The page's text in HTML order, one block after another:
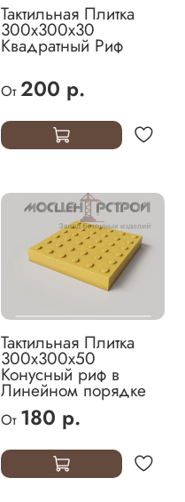
Тактильная Плитка
300х300х30
Квадратный Риф
От 200 р.
Тактильная Плитка
300х300х50
Конусный риф в
Линейном порядке
От 180 р.